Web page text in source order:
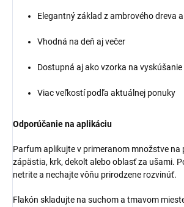
Elegantný základ z ambrového dreva
Vhodná na deň aj večer
Dostupná aj ako vzorka na vyskúšanie
Viac veľkostí podľa aktuálnej ponuky
Odporúčanie na aplikáciu
Parfum aplikujte v primeranom množstve na
zápästia, krk, dekolt alebo oblasť za ušami.
netrite a nechajte vôňu prirodzene rozvinúť.
Flakón skladujte na suchom a tmavom